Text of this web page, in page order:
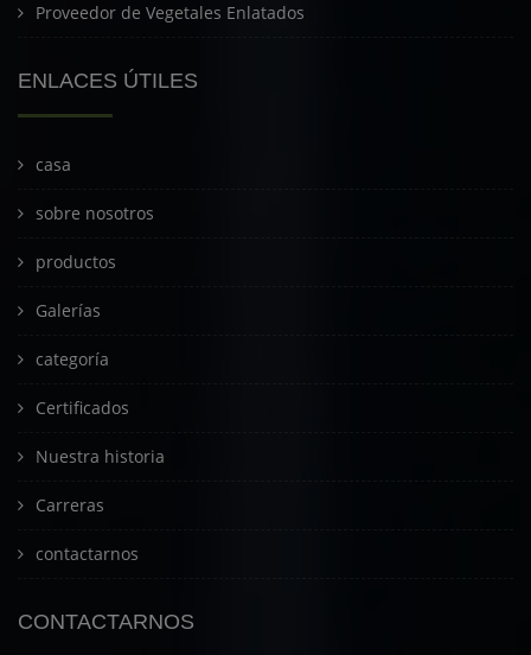
Proveedor de Vegetales Enlatados
ENLACES ÚTILES
casa
sobre nosotros
productos
Galerías
categoría
Certificados
Nuestra historia
Carreras
contactarnos
CONTACTARNOS